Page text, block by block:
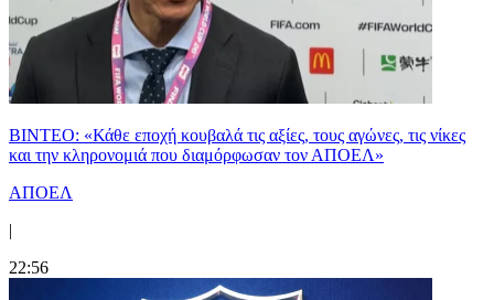
ΒΙΝΤΕΟ: «Κάθε εποχή κουβαλά τις αξίες, τους αγώνες, τις νίκες
και την κληρονομιά που διαμόρφωσαν τον ΑΠΟΕΛ»
ΑΠΟΕΛ
|
22:56